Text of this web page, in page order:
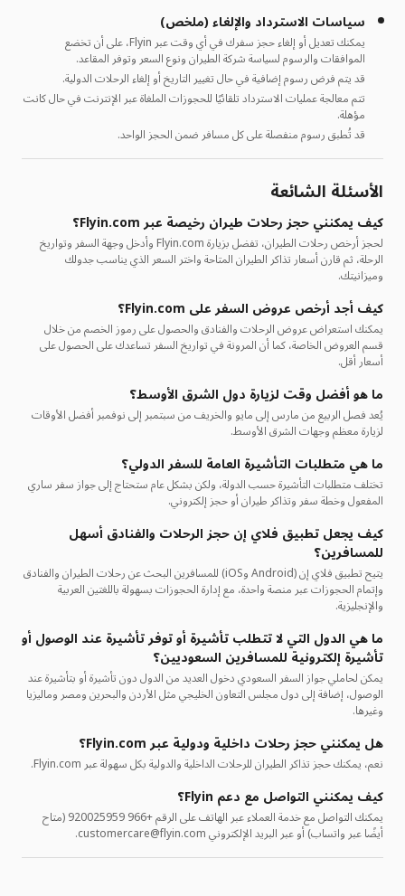
سياسات الاسترداد والإلغاء (ملخص)
يمكنك تعديل أو إلغاء حجز سفرك في أي وقت عبر Flyin، على أن تخضع
الموافقات والرسوم لسياسة شركة الطيران ونوع السعر وتوفر المقاعد.
قد يتم فرض رسوم إضافية في حال تغيير التاريخ أو إلغاء الرحلات الدولية.
تتم معالجة عمليات الاسترداد تلقائيًا للحجوزات الملغاة عبر الإنترنت في حال كانت
مؤهلة.
قد تُطبق رسوم منفصلة على كل مسافر ضمن الحجز الواحد.
الأسئلة الشائعة
كيف يمكنني حجز رحلات طيران رخيصة عبر Flyin.com؟
لحجز أرخص رحلات الطيران، تفضل بزيارة Flyin.com وأدخل وجهة السفر وتواريخ
الرحلة، ثم قارن أسعار تذاكر الطيران المتاحة واختر السعر الذي يناسب جدولك
وميزانيتك.
كيف أجد أرخص عروض السفر على Flyin.com؟
يمكنك استعراض عروض الرحلات والفنادق والحصول على رموز الخصم من خلال
قسم العروض الخاصة، كما أن المرونة في تواريخ السفر تساعدك على الحصول على
أسعار أقل.
ما هو أفضل وقت لزيارة دول الشرق الأوسط؟
يُعد فصل الربيع من مارس إلى مايو والخريف من سبتمبر إلى نوفمبر أفضل الأوقات
لزيارة معظم وجهات الشرق الأوسط.
ما هي متطلبات التأشيرة العامة للسفر الدولي؟
تختلف متطلبات التأشيرة حسب الدولة، ولكن بشكل عام ستحتاج إلى جواز سفر ساري
المفعول وخطة سفر وتذاكر طيران أو حجز إلكتروني.
كيف يجعل تطبيق فلاي إن حجز الرحلات والفنادق أسهل
للمسافرين؟
يتيح تطبيق فلاي إن (Android وiOS) للمسافرين البحث عن رحلات الطيران والفنادق
وإتمام الحجوزات عبر منصة واحدة، مع إدارة الحجوزات بسهولة باللغتين العربية
والإنجليزية.
ما هي الدول التي لا تتطلب تأشيرة أو توفر تأشيرة عند الوصول أو
تأشيرة إلكترونية للمسافرين السعوديين؟
يمكن لحاملي جواز السفر السعودي دخول العديد من الدول دون تأشيرة أو بتأشيرة عند
الوصول، إضافة إلى دول مجلس التعاون الخليجي مثل الأردن والبحرين ومصر وماليزيا
وغيرها.
هل يمكنني حجز رحلات داخلية ودولية عبر Flyin.com؟
نعم، يمكنك حجز تذاكر الطيران للرحلات الداخلية والدولية بكل سهولة عبر Flyin.com.
كيف يمكنني التواصل مع دعم Flyin؟
يمكنك التواصل مع خدمة العملاء عبر الهاتف على الرقم +966 920025959 (متاح
أيضًا عبر واتساب) أو عبر البريد الإلكتروني customercare@flyin.com.